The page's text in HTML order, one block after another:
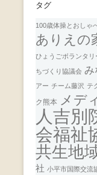
タグ
100歳体操とおしゃ
ありえの
ひょうごボランタリ
ちづくり協議会 み
アー チーム藤沢 テ
ク熊本
メデ
人吉別
会福祉
共生地
社 小平市国際交流